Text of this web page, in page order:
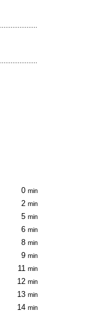
0 min
2 min
5 min
6 min
8 min
9 min
11 min
12 min
13 min
14 min